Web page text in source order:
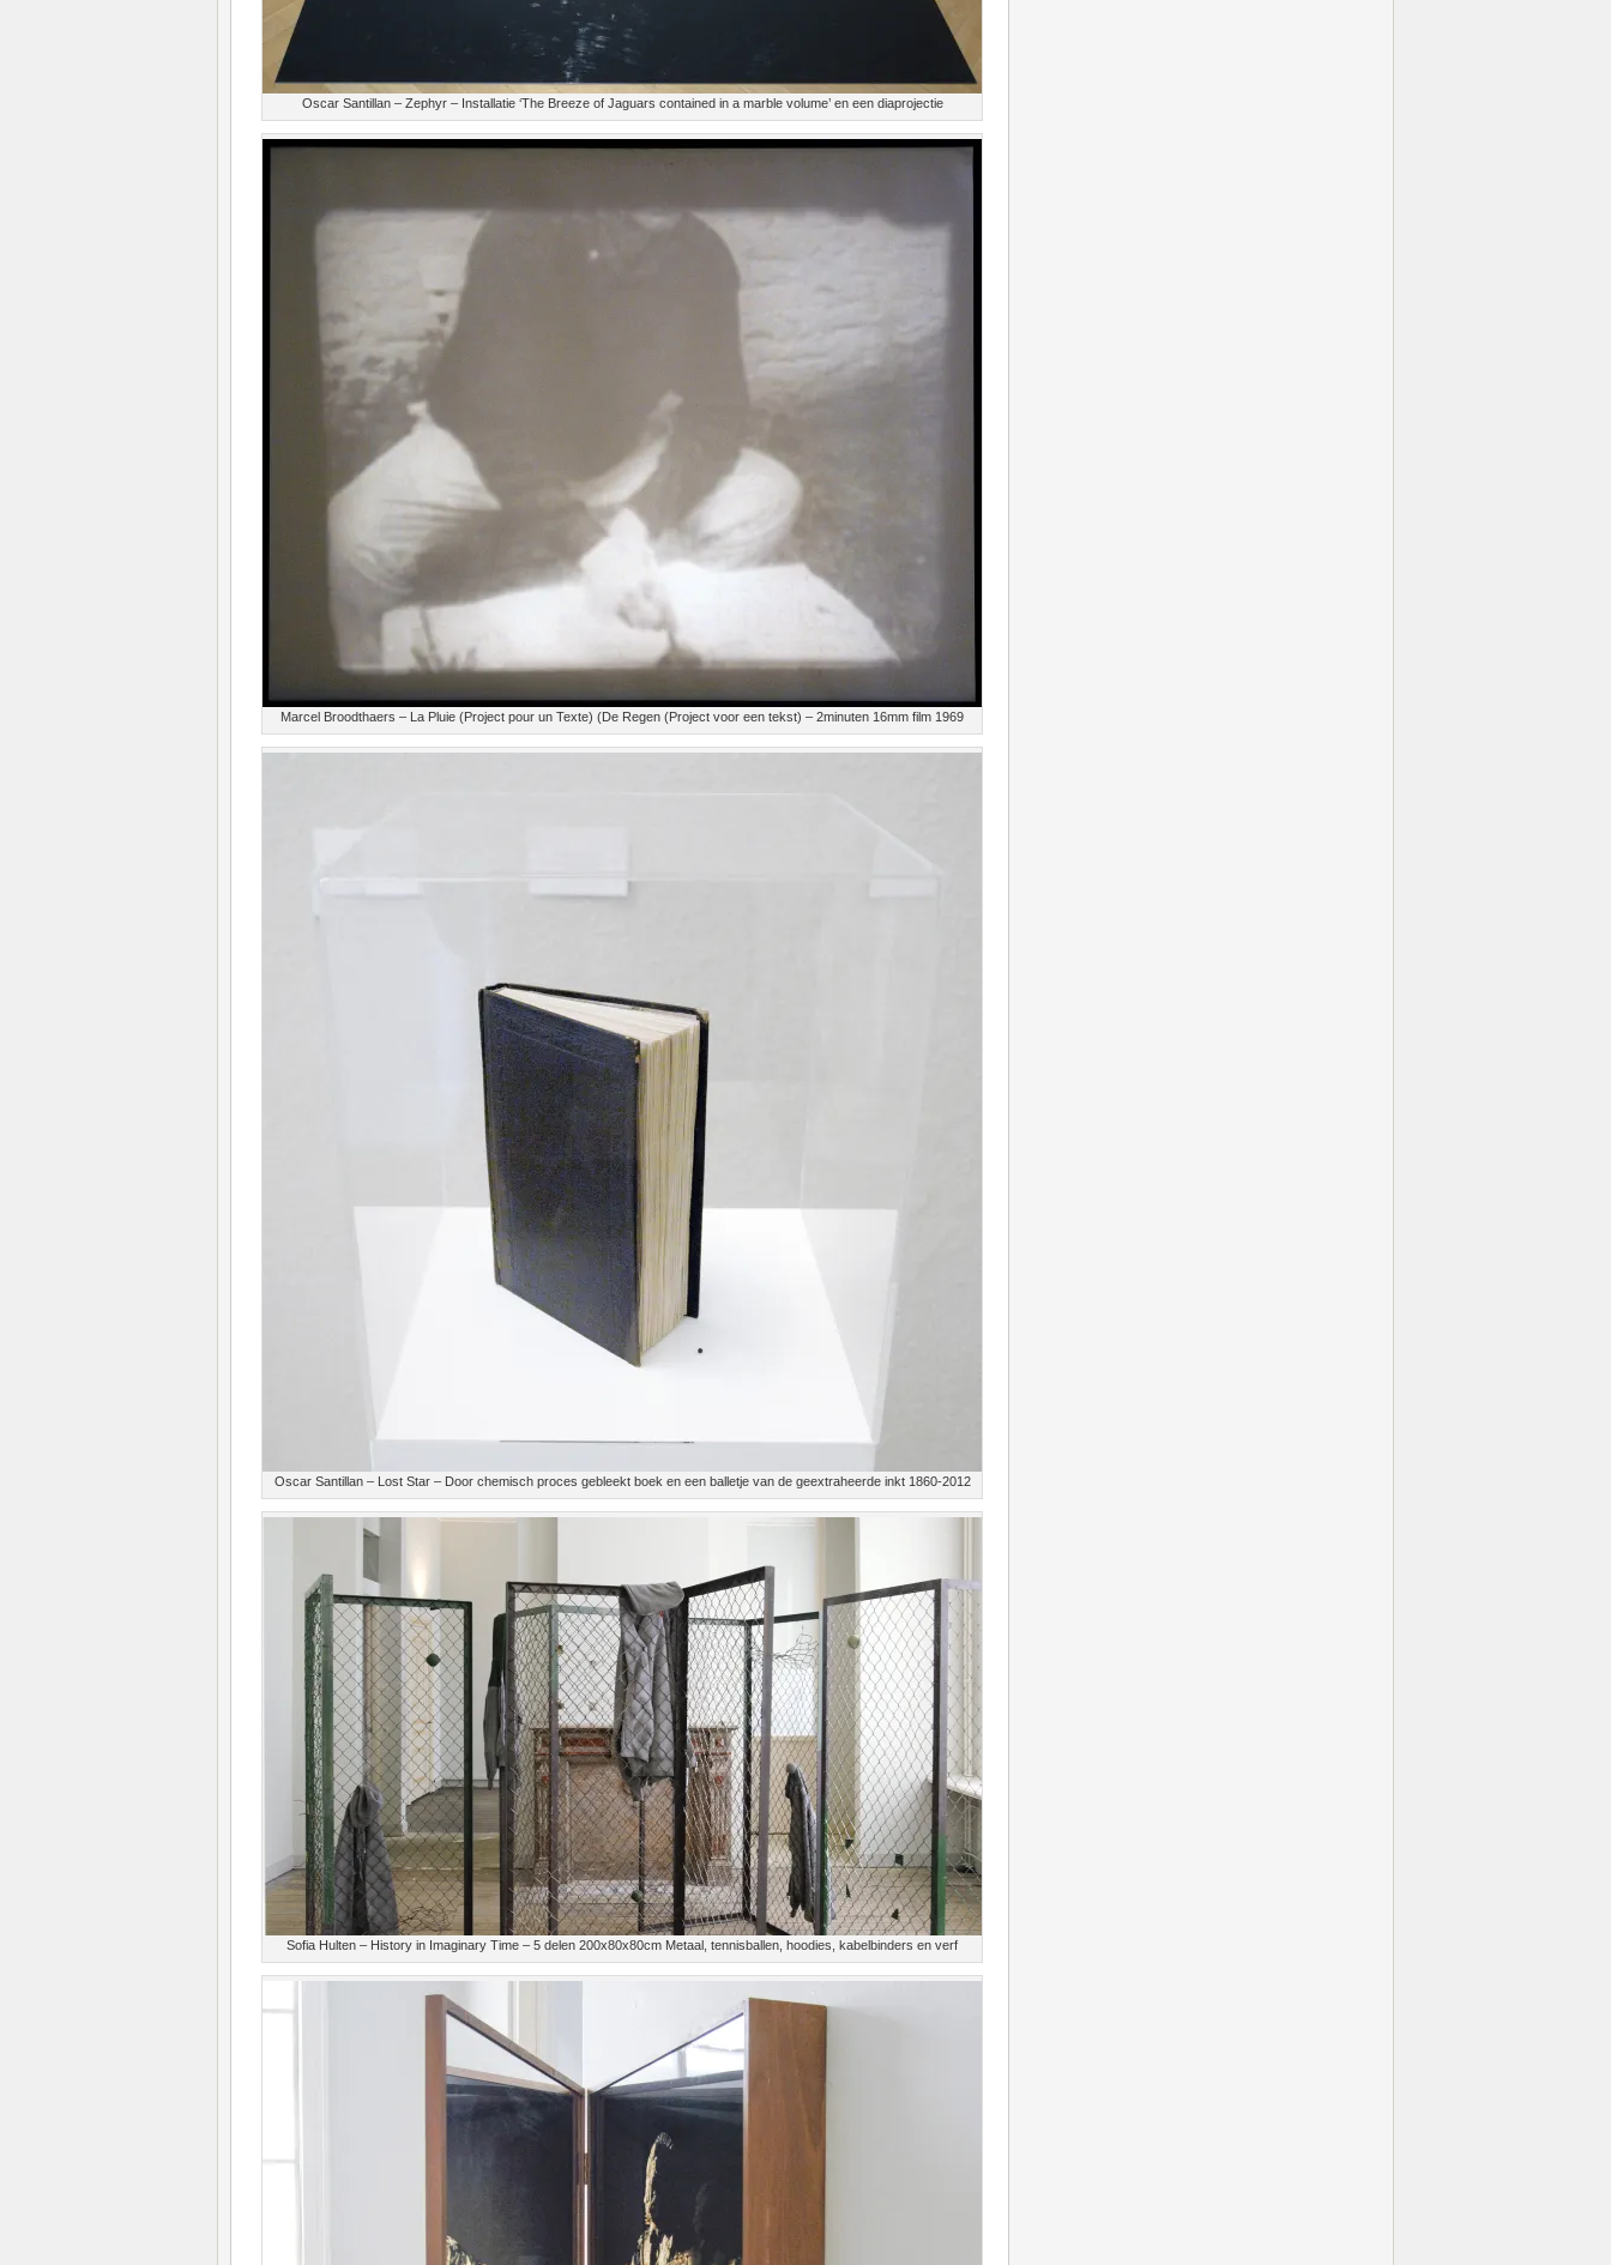
Oscar Santillan – Zephyr – Installatie ‘The Breeze of Jaguars contained in a marble volume’ en een diaprojectie
Marcel Broodthaers – La Pluie (Project pour un Texte) (De Regen (Project voor een tekst) – 2minuten 16mm film 1969
Oscar Santillan – Lost Star – Door chemisch proces gebleekt boek en een balletje van de geextraheerde inkt 1860-2012
Sofia Hulten – History in Imaginary Time – 5 delen 200x80x80cm Metaal, tennisballen, hoodies, kabelbinders en verf